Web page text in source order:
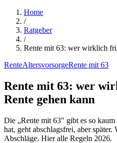
Home
/
Ratgeber
/
Rente mit 63: wer wirklich
RenteAltersvorsorgeRente mit 63
Rente mit 63: wer
Rente gehen kann
Die „Rente mit 63" gibt es so
hat, geht abschlagsfrei, aber später.
Abschläge. Hier alle Regeln 2026.